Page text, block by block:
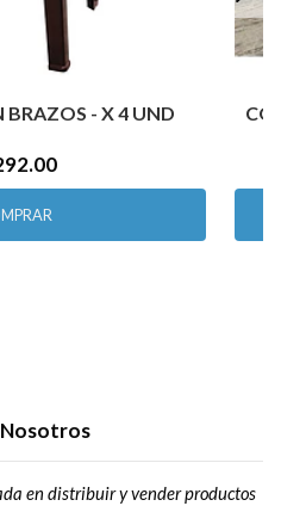
BRAZOS - X 4 UND
en distribuir y vender productos